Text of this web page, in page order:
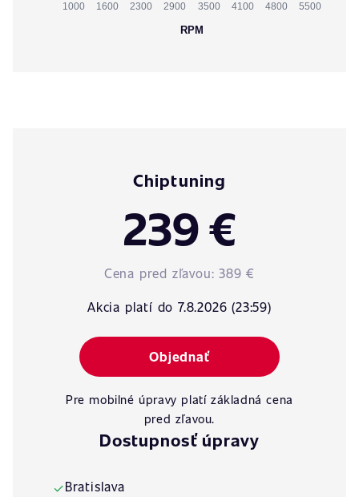
1000 1600 2300 2900 3500 4100 4800 5500
RPM
Chiptuning
239 €
Cena pred zľavou:389 €
Akcia platí do 7.8.2026 (23:59)
Objednať
Pre mobilné úpravy platí základná cena
pred zľavou.
Dostupnosť úpravy
✓Bratislava